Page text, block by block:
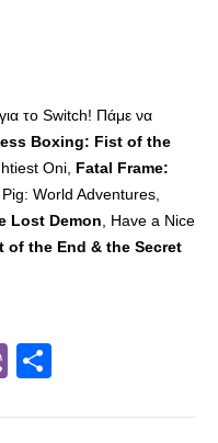
για το Switch! Πάμε να
Boxing: Fist of the
Oni, Fatal Frame:
Pig: World Adventures,
Lost Demon , Have a Nice
of the End & the Secret
Viber